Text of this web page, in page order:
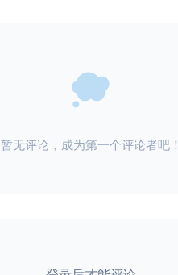
暂无评论，成为第一个评论者吧！